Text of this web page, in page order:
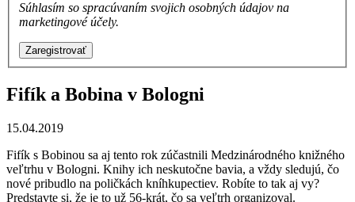
Súhlasím so spracúvaním svojich osobných údajov na
marketingové účely.
Zaregistrovať
Fifík a Bobina v Bologni
15.04.2019
Fifík s Bobinou sa aj tento rok zúčastnili Medzinárodného knižného
veľtrhu v Bologni. Knihy ich neskutočne bavia, a vždy sledujú, čo
nové pribudlo na poličkách kníhkupectiev. Robíte to tak aj vy?
Predstavte si, že je to už 56-krát, čo sa veľtrh organizoval.